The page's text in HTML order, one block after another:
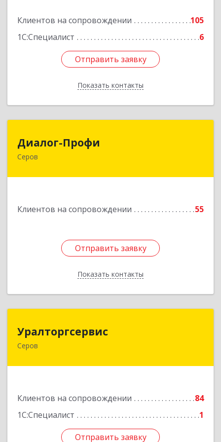
Клиентов на сопровождении
105
1С:Специалист
6
Отправить заявку
Показать контакты
Отправить заявку
Назад
Диалог-Профи
Серов
Клиентов на сопровождении 55
Отправить заявку
Показать контакты
624980, Свердловская обл, Серов г, Короленко
Отправить заявку
Назад
Уралторгсервис
Серов
Клиентов на сопровождении
84
1С:Специалист
1
Отправить заявку
624980, Свердловская обл, Серов г, Кирова ул,
Отправить заявку